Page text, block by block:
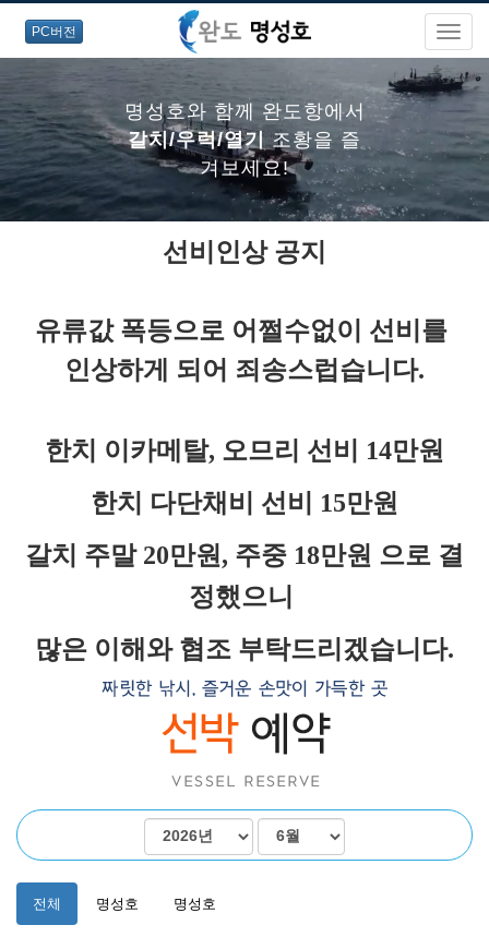
PC버전
명성호와 함께 완도항에서
갈치/우럭/열기조황을 즐
겨보세요!
겨보세요!
명성호와 함께 완도항에서
갈치/우럭/열기조황을 즐
겨보세요!
명성호와 함께 완도항에서
겨보세요!
선비인상 공지
유류값 폭등으로 어쩔수없이 선비를
인상하게 되어 죄송스럽습니다.
한치 이카메탈, 오므리 선비 14만원
한치 다단채비 선비 15만원
갈치 주말 20만원, 주중 18만원 으로 결
정했으니
많은 이해와 협조 부탁드리겠습니다.
전체 명성호 명성호